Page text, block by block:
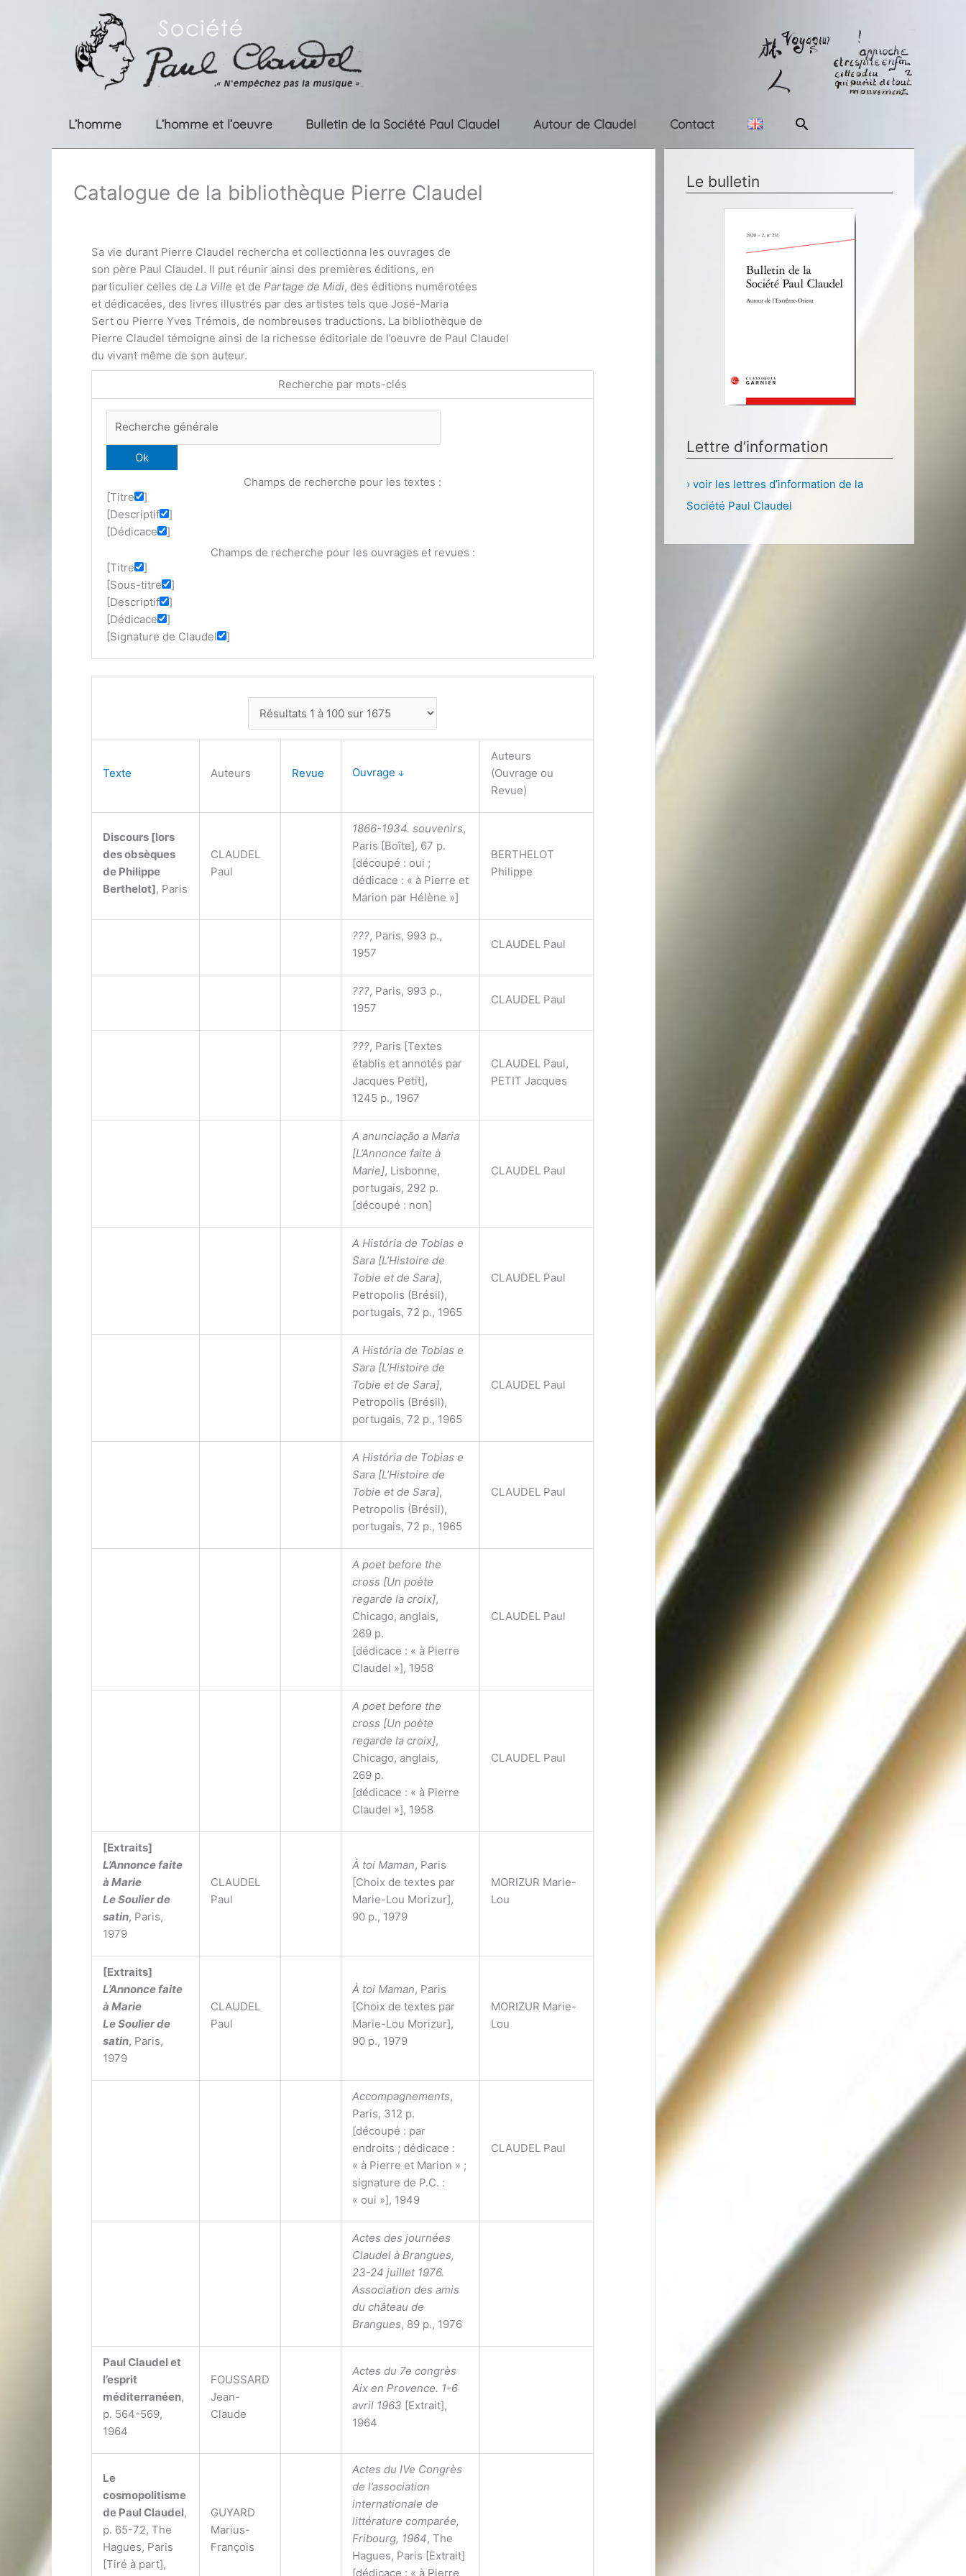
L’homme L’homme et l’oeuvre Bulletin de la Société Paul Claudel Autour de Claudel Contact Rechercher
Catalogue de la bibliothèque Pierre Claudel
Sa vie durant Pierre Claudel rechercha et collectionna les ouvrages de
son père Paul Claudel. Il put réunir ainsi des premières éditions, en
particulier celles de La Ville et de Partage de Midi, des éditions numérotées
et dédicacées, des livres illustrés par des artistes tels que José-Maria
Sert ou Pierre Yves Trémois, de nombreuses traductions. La bibliothèque de
Pierre Claudel témoigne ainsi de la richesse éditoriale de l’oeuvre de Paul Claudel
du vivant même de son auteur.
Recherche par mots-clés
Champs de recherche pour les textes :
[Titre
]
[Descriptif
]
[Dédicace
]
Champs de recherche pour les ouvrages et revues :
[Titre
]
[Sous-titre
]
[Descriptif
]
[Dédicace
]
[Signature de Claudel
]
Texte Auteurs Revue Ouvrage ↓
Auteurs
(Ouvrage ou
Revue)
Discours [lors
des obsèques
de Philippe
Berthelot], Paris
CLAUDEL
Paul
1866-1934. souvenirs,
Paris [Boîte], 67 p.
[découpé : oui ;
dédicace : « à Pierre et
Marion par Hélène »]
BERTHELOT
Philippe
???, Paris, 993 p.,
1957
CLAUDEL Paul
???, Paris, 993 p.,
1957
CLAUDEL Paul
???, Paris [Textes
établis et annotés par
Jacques Petit],
1245 p., 1967
CLAUDEL Paul,
PETIT Jacques
A anunciação a Maria
[L’Annonce faite à
Marie], Lisbonne,
portugais, 292 p.
[découpé : non]
CLAUDEL Paul
A História de Tobias e
Sara [L’Histoire de
Tobie et de Sara],
Petropolis (Brésil),
portugais, 72 p., 1965
CLAUDEL Paul
A História de Tobias e
Sara [L’Histoire de
Tobie et de Sara],
Petropolis (Brésil),
portugais, 72 p., 1965
CLAUDEL Paul
A História de Tobias e
Sara [L’Histoire de
Tobie et de Sara],
Petropolis (Brésil),
portugais, 72 p., 1965
CLAUDEL Paul
A poet before the
cross [Un poète
regarde la croix],
Chicago, anglais,
269 p.
[dédicace : « à Pierre
Claudel »], 1958
CLAUDEL Paul
A poet before the
cross [Un poète
regarde la croix],
Chicago, anglais,
269 p.
[dédicace : « à Pierre
Claudel »], 1958
CLAUDEL Paul
[Extraits]
L’Annonce faite
à Marie
Le Soulier de
satin, Paris,
1979
CLAUDEL
Paul
À toi Maman, Paris
[Choix de textes par
Marie-Lou Morizur],
90 p., 1979
MORIZUR Marie-
Lou
[Extraits]
L’Annonce faite
à Marie
Le Soulier de
satin, Paris,
1979
CLAUDEL
Paul
À toi Maman, Paris
[Choix de textes par
Marie-Lou Morizur],
90 p., 1979
MORIZUR Marie-
Lou
Accompagnements,
Paris, 312 p.
[découpé : par
endroits ; dédicace :
« à Pierre et Marion » ;
signature de P.C. :
« oui »], 1949
CLAUDEL Paul
Actes des journées
Claudel à Brangues,
23-24 juillet 1976.
Association des amis
du château de
Brangues, 89 p., 1976
Paul Claudel et
l’esprit
méditerranéen,
p. 564-569,
1964
FOUSSARD
Jean-
Claude
Actes du 7e congrès
Aix en Provence. 1-6
avril 1963 [Extrait],
1964
Le
cosmopolitisme
de Paul Claudel,
p. 65-72, The
Hagues, Paris
[Tiré à part],
GUYARD
Marius-
François
Actes du IVe Congrès
de l’association
internationale de
littérature comparée,
Fribourg, 1964, The
Hagues, Paris [Extrait]
[dédicace : « à Pierre
Le bulletin
Lettre d’information
› voir les lettres d’information de la
Société Paul Claudel